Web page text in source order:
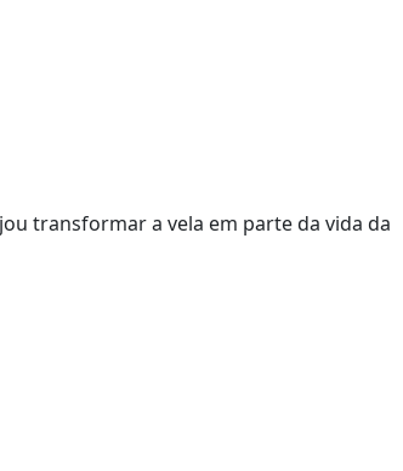
transformar a vela em parte da vida da